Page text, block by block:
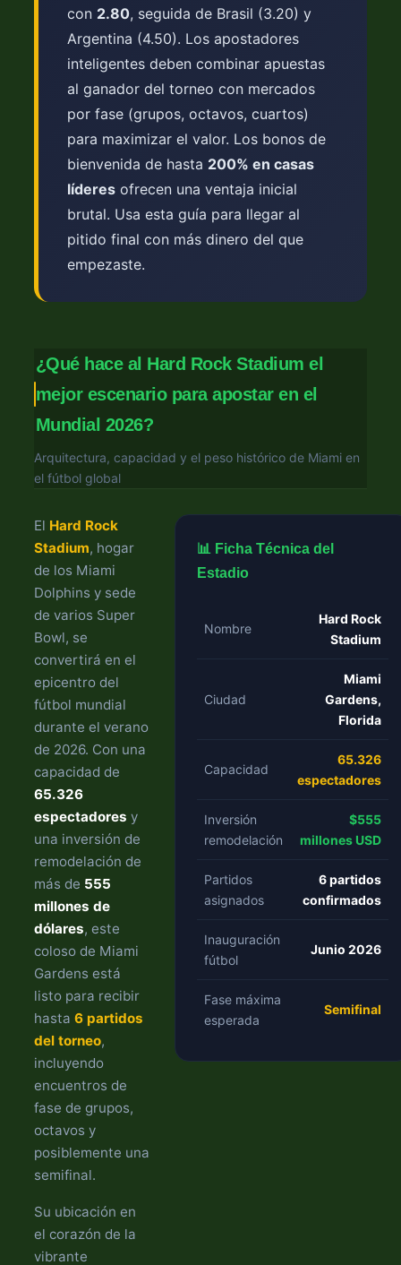
con 2.80, seguida de Brasil (3.20) y
Argentina (4.50). Los apostadores
inteligentes deben combinar apuestas
al ganador del torneo con mercados
por fase (grupos, octavos, cuartos)
para maximizar el valor. Los bonos de
bienvenida de hasta 200% en casas
líderes ofrecen una ventaja inicial
brutal. Usa esta guía para llegar al
pitido final con más dinero del que
empezaste.
¿Qué hace al Hard Rock Stadium el
mejor escenario para apostar en el
Mundial 2026?
Arquitectura, capacidad y el peso histórico de Miami en
el fútbol global
El Hard Rock
Stadium, hogar
de los Miami
Dolphins y sede
de varios Super
Bowl, se
convertirá en el
epicentro del
fútbol mundial
durante el verano
de 2026. Con una
capacidad de
65.326
espectadores y
una inversión de
remodelación de
más de 555
millones de
dólares, este
coloso de Miami
Gardens está
listo para recibir
hasta 6 partidos
del torneo,
incluyendo
encuentros de
fase de grupos,
octavos y
posiblemente una
semifinal.
Su ubicación en
el corazón de la
vibrante
📊 Ficha Técnica del
Estadio
Nombre
Hard Rock
Stadium
Ciudad
Miami
Gardens,
Florida
Capacidad
65.326
espectadores
Inversión
remodelación
$555
millones USD
Partidos
asignados
6 partidos
confirmados
Inauguración
fútbol
Junio 2026
Fase máxima
esperada
Semifinal